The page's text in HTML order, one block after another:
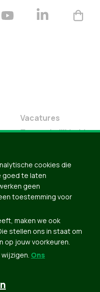
Vacatures
Toegankelijkheid
cookies die
goed te laten
geen
toestemming voor
maken we ook
stellen ons in staat om
op jouw voorkeuren.
Ons